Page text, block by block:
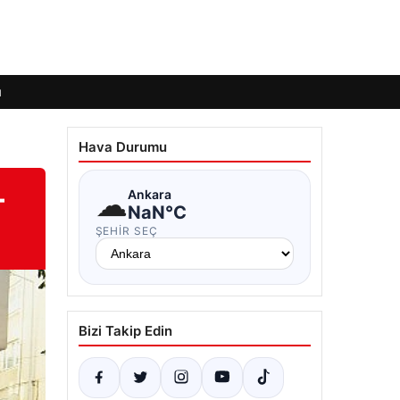
Hava Durumu
☁Ankara
NaN°C
ŞEHIR SEÇ
Bizi Takip Edin